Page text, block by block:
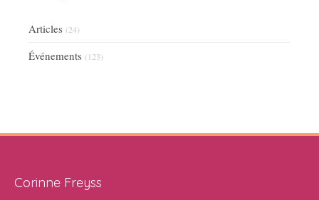
Articles (24)
Événements (123)
Corinne Freyss